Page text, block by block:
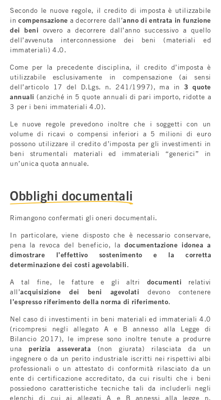
Secondo le nuove regole, il credito di imposta è utilizzabile
incompensazione a decorrere dall’anno di entrata in funzione
dei beni ovvero a decorrere dall’anno successivo a quello
dell’avvenuta interconnessione dei beni (materiali ed
immateriali) 4.0.
Come per la precedente disciplina, il credito d’imposta è
utilizzabile esclusivamente in compensazione (ai sensi
dell’articolo 17 del D.Lgs. n. 241/1997), ma in 3 quote
annuali (anziché in 5 quote annuali di pari importo, ridotte a
3 per i beni immateriali 4.0).
Le nuove regole prevedono inoltre che i soggetti con un
volume di ricavi o compensi inferiori a 5 milioni di euro
possono utilizzare il credito d’imposta per gli investimenti in
beni strumentali materiali ed immateriali “generici” in
un’unica quota annuale.
Obblighi documentali
Rimangono confermati gli oneri documentali.
In particolare, viene disposto che è necessario conservare,
pena la revoca del beneficio, ladocumentazione idonea a
dimostrare l’effettivo sostenimento e la corretta
determinazione dei costi agevolabili.
A tal fine, le fatture e gli altri documenti relativi
all’acquisizione dei beni agevolati devono contenere
l’espresso riferimento della norma di riferimento.
Nel caso di investimenti in beni materiali ed immateriali 4.0
(ricompresi negli allegato A e B annesso alla Legge di
Bilancio 2017), le imprese sono inoltre tenute a produrre
una perizia asseverata (non giurata) rilasciata da un
ingegnere o da un perito industriale iscritti nei rispettivi albi
professionali o un attestato di conformità rilasciato da un
ente di certificazione accreditato, da cui risulti che i beni
possiedono caratteristiche tecniche tali da includerli negli
elenchi di cui ai allegati A e B annessi alla legge n.